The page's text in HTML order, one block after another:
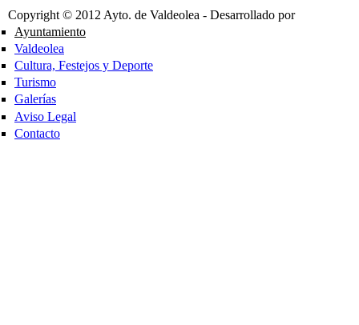
Copyright © 2012 Ayto. de Valdeolea - Desarrollado por
Ayuntamiento
Valdeolea
Cultura, Festejos y Deporte
Turismo
Galerías
Aviso Legal
Contacto